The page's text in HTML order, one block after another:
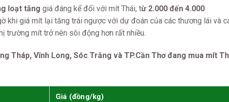
loạt tăng giá đáng kể đối với mít Thái, từ 2.000 đến 4.000
khi giá mít lại tăng trái ngược với dự đoán của các thương lái và
trường mít trở nên sôi động hơn rất nhiều.
Tháp, Vĩnh Long, Sóc Trăng và TP.Cần Thơ đang mua mít
Giá (đồng/kg)